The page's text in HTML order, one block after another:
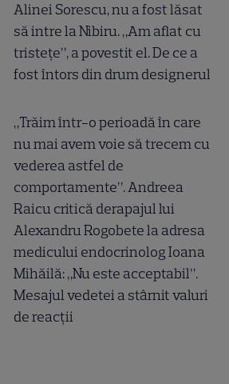
Alinei Sorescu, nu a fost lăsat
să intre la Nibiru. „Am aflat cu
tristețe”, a povestit el. De ce a
fost întors din drum designerul
„Trăim într-o perioadă în care
nu mai avem voie să trecem cu
vederea astfel de
comportamente”. Andreea
Raicu critică derapajul lui
Alexandru Rogobete la adresa
medicului endocrinolog Ioana
Mihăilă: „Nu este acceptabil”.
Mesajul vedetei a stârnit valuri
de reacții